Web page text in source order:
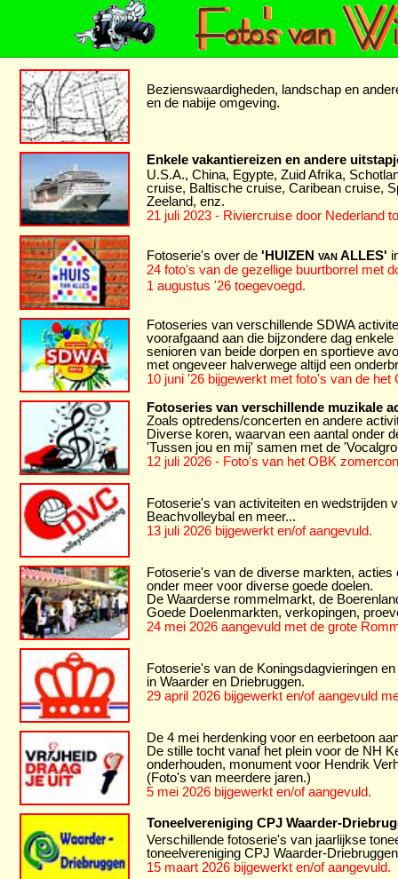
Bezienswaardigheden, landschap en
en de nabije omgeving.
Enkele vakantiereizen en andere
U.S.A., China, Egypte, Zuid Afrika,
cruise, Baltische cruise, Caribean cruise,
Zeeland, enz.
21 juli 2023 - Riviercruise door Nederland
Fotoserie's over de 'HUIZEN vanALLES'
24 foto's van de gezellige buurtborrel met
1 augustus '26 toegevoegd.
Fotoseries van verschillende SDWA
voorafgaand aan die bijzondere dag
senioren van beide dorpen en sportieve
met ongeveer halverwege altijd een
10 juni '26 bijgewerkt met foto's van de
Fotoseries van verschillende muzikale
Zoals optredens/concerten en andere
Diverse koren, waarvan een aantal onder
'Tussen jou en mij' samen met de
12 juli 2026 - Foto's van het OBK
Fotoserie's van activiteiten en wedstrijden
Beachvolleybal en meer...
13 juli 2026 bijgewerkt en/of aangevuld.
Fotoserie's van de diverse markten, acties
onder meer voor diverse goede doelen.
De Waarderse rommelmarkt, de
Goede Doelenmarkten, verkopingen,
24 mei 2026 aangevuld met de grote
Fotoserie's van de Koningsdagvieringen
in Waarder en Driebruggen.
29 april 2026 bijgewerkt en/of aangevuld
De 4 mei herdenking voor en eerbetoon
De stille tocht vanaf het plein voor de NH
onderhouden, monument voor Hendrik
(Foto's van meerdere jaren.)
5 mei 2026 bijgewerkt en/of aangevuld.
Toneelvereniging CPJ Waarder-
Verschillende fotoserie's van jaarlijkse
toneelvereniging CPJ Waarder-
15 maart 2026 bijgewerkt en/of aangevuld.